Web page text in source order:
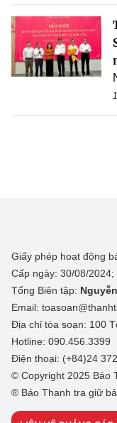
Giấy phép hoạt động
Cấp ngày: 30/08/
Tổng Biên tập:
Email:
Địa chỉ tòa soạn: 100
Hotline: 090.456.3399
Điện thoại: (+84)24
© Copyright 2025 Báo
® Báo Thanh tra giữ